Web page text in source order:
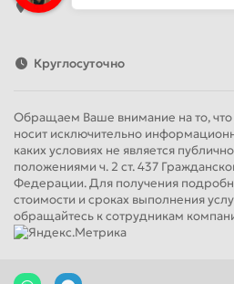
41
Круглосуточно
Обращаем Ваше внимание на то,
носит исключительно
каких условиях не является
положениями ч. 2 ст. 437
Федерации. Для получения
стоимости и сроках выполнения
обращайтесь к сотрудникам